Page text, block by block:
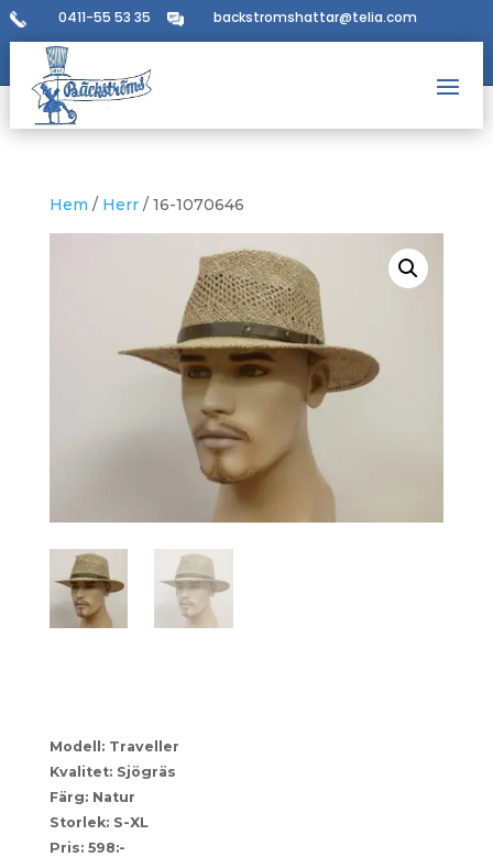
0411-55 53 35 backstromshattar@telia.com
Hem / Herr/ 16-1070646
Modell: Traveller
Kvalitet: Sjögräs
Färg: Natur
Storlek: S-XL
Pris: 598:-